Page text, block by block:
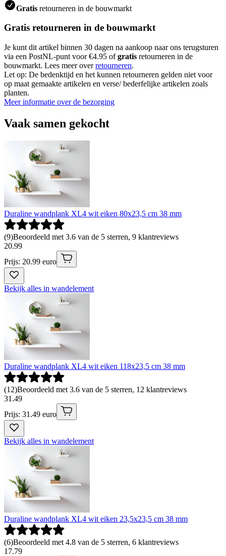
Gratis retourneren in de bouwmarkt
Gratis retourneren in de bouwmarkt
Je kunt dit artikel binnen 30 dagen na aankoop naar ons terugsturen
via een PostNL-punt voor €4.95 ofgratis retourneren in de
bouwmarkt. Lees meer overretourneren.
Let op: De bedenktijd en het kunnen retourneren gelden niet voor
op maat gemaakte artikelen en verse/ bederfelijke artikelen zoals
planten.
Meer informatie over de bezorging
Vaak samen gekocht
Duraline wandplank XL4 wit eiken 80x23,5 cm 38 mm
(9)Beoordeeld met 3.6 van de 5 sterren, 9 klantreviews
20.99
Prijs: 20.99 euro
Bekijk alles in wandelement
Duraline wandplank XL4 wit eiken 118x23,5 cm 38 mm
(12)Beoordeeld met 3.6 van de 5 sterren, 12 klantreviews
31 .49
Prijs: 31.49 euro
Bekijk alles in wandelement
Duraline wandplank XL4 wit eiken 23,5x23,5 cm 38 mm
(6)Beoordeeld met 4.8 van de 5 sterren, 6 klantreviews
17.79